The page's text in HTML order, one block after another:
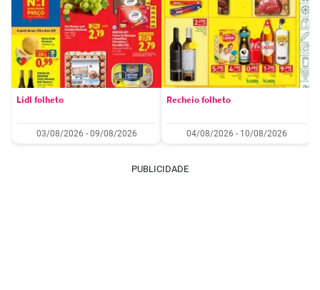
Lidl folheto
03/08/2026 - 09/08/2026
Recheio folheto
04/08/2026 - 10/08/2026
PUBLICIDADE